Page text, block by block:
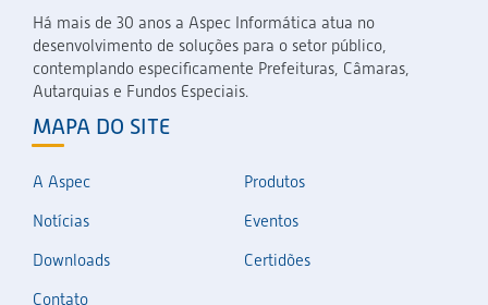
Há mais de 30 anos a Aspec Informática atua no
desenvolvimento de soluções para o setor público,
contemplando especificamente Prefeituras, Câmaras,
Autarquias e Fundos Especiais.
MAPA DO SITE
A Aspec
Produtos
Notícias
Eventos
Downloads
Certidões
Contato